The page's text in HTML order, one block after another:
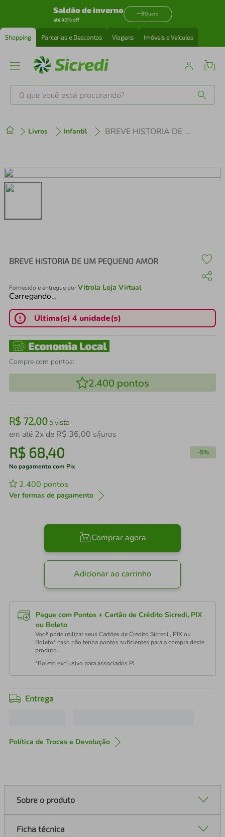
Saldão de inverno
até 40% off
Quero
Shopping Parcerias e Descontos Viagens Imóveis e Veículos
O que você está procurando?
Livros Infantil BREVE HISTORIA DE UM PEQUENO AMOR
BREVE HISTORIA DE UM PEQUENO AMOR
Fornecido e entregue porVitrola Loja Virtual
Carregando…
Última(s) 4 unidade(s)
Compre com pontos:
2.400 pontos
R$ 72,00à vista
em até 2x de R$ 36,00 s/juros
R$ 68,40 -5%
No pagamento com Pix
2.400 pontos
Ver formas de pagamento
Comprar agora
Adicionar ao carrinho
Pague com Pontos + Cartão de Crédito Sicredi, PIX
ou Boleto
Você pode utilizar seus Cartões de Crédito Sicredi , PIX ou
Boleto* caso não tenha pontos suficientes para a compra deste
produto.
*Boleto exclusivo para associados PJ
Entrega
Política de Trocas e Devolução
Sobre o produto
Ficha técnica
2º cafeteira